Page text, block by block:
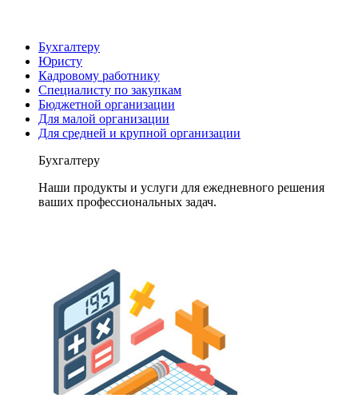
Бухгалтеру
Юристу
Кадровому работнику
Специалисту по закупкам
Бюджетной организации
Для малой организации
Для средней и крупной организации
Бухгалтеру
Наши продукты и услуги для ежедневного решения
ваших профессиональных задач.